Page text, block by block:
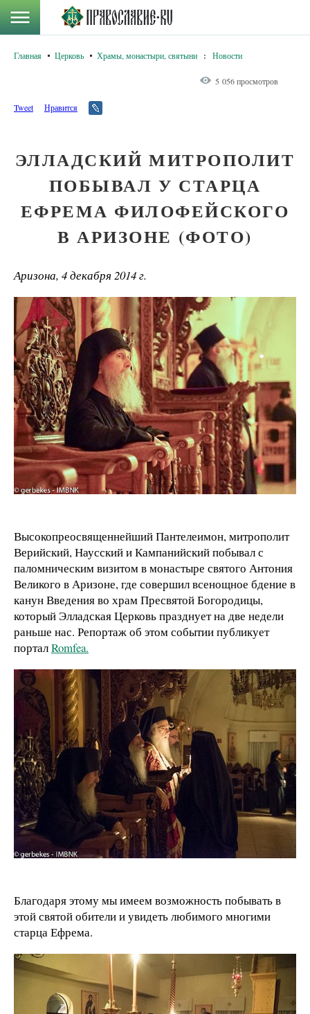
Главная Церковь Храмы, монастыри, святыни : Новости
5 056 просмотров
Tweet Нравится
ЭЛЛАДСКИЙ МИТРОПОЛИТ
ПОБЫВАЛ У СТАРЦА
ЕФРЕМА ФИЛОФЕЙСКОГО
В АРИЗОНЕ (ФОТО)
Аризона, 4 декабря 2014 г.
Высокопреосвященнейший Пантелеимон, митрополит
Верийский, Наусский и Кампанийский побывал с
паломническим визитом в монастыре святого Антония
Великого в Аризоне, где совершил всенощное бдение в
канун Введения во храм Пресвятой Богородицы,
который Элладская Церковь празднует на две недели
раньше нас. Репортаж об этом событии публикует
порталRomfea.
Благодаря этому мы имеем возможность побывать в
этой святой обители и увидеть любимого многими
старца Ефрема.